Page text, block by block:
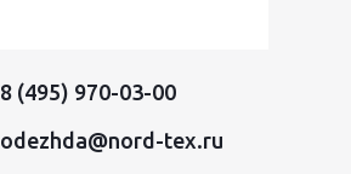
8 (495) 970-03-00
odezhda@nord-tex.ru